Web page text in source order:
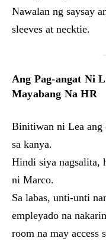
Nawalan ng saysay
sleeves at necktie.
Ang Pag-angat Ni
Mayabang Na HR
Binitiwan ni Lea ang
sa kanya.
Hindi siya nagsalita,
ni Marco.
Sa labas, unti-unti
empleyado na
room na may access